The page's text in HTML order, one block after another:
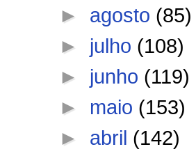
► agosto (85)
► julho (108)
► junho (119)
► maio (153)
► abril (142)